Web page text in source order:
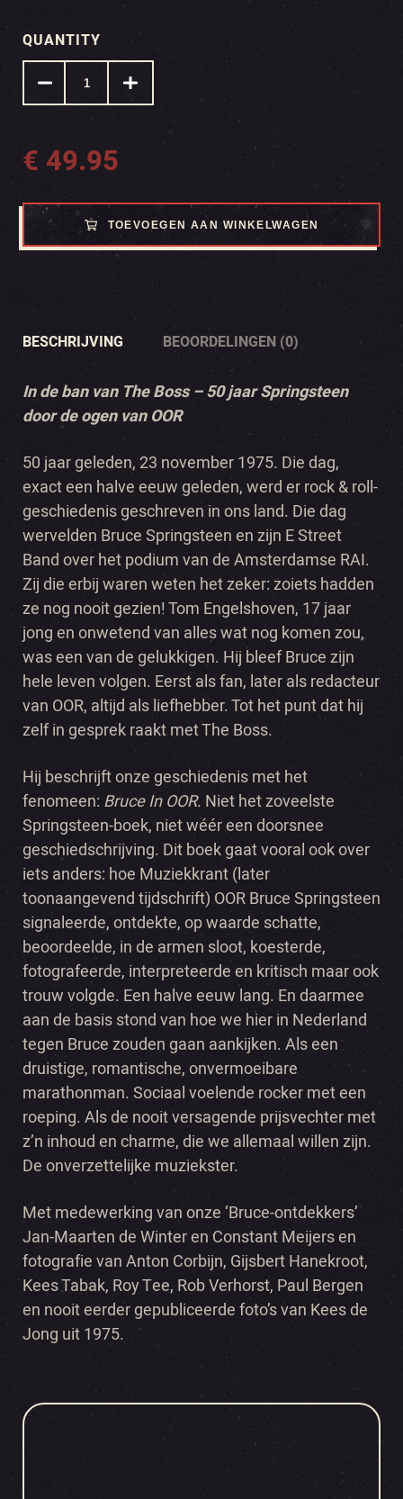
QUANTITY
€49.95
TOEVOEGEN AAN WINKELWAGEN
BESCHRIJVING BEOORDELINGEN (0)
In de ban van The Boss – 50 jaar Springsteen
door de ogen van OOR
50 jaar geleden, 23 november 1975. Die dag,
exact een halve eeuw geleden, werd er rock & roll-
geschiedenis geschreven in ons land. Die dag
wervelden Bruce Springsteen en zijn E Street
Band over het podium van de Amsterdamse RAI.
Zij die erbij waren weten het zeker: zoiets hadden
ze nog nooit gezien! Tom Engelshoven, 17 jaar
jong en onwetend van alles wat nog komen zou,
was een van de gelukkigen. Hij bleef Bruce zijn
hele leven volgen. Eerst als fan, later als redacteur
van OOR, altijd als liefhebber. Tot het punt dat hij
zelf in gesprek raakt met The Boss.
Hij beschrijft onze geschiedenis met het
fenomeen: Bruce In OOR. Niet het zoveelste
Springsteen-boek, niet wéér een doorsnee
geschiedschrijving. Dit boek gaat vooral ook over
iets anders: hoe Muziekkrant (later
toonaangevend tijdschrift) OORBruce Springsteen
signaleerde, ontdekte, op waarde schatte,
beoordeelde, in de armen sloot, koesterde,
fotografeerde, interpreteerde en kritisch maar ook
trouw volgde. Een halve eeuw lang. En daarmee
aan de basis stond van hoe we hier in Nederland
tegen Bruce zouden gaan aankijken. Als een
druistige, romantische, onvermoeibare
marathonman. Sociaal voelende rocker met een
roeping. Als de nooit versagende prijsvechter met
z’n inhoud en charme, die we allemaal willen zijn.
De onverzettelijke muziekster.
Met medewerking van onze ‘Bruce-ontdekkers’
Jan-Maarten de Winter en Constant Meijers en
fotografie van Anton Corbijn, Gijsbert Hanekroot,
Kees Tabak, Roy Tee, Rob Verhorst, Paul Bergen
en nooit eerder gepubliceerde foto’s van Kees de
Jong uit 1975.